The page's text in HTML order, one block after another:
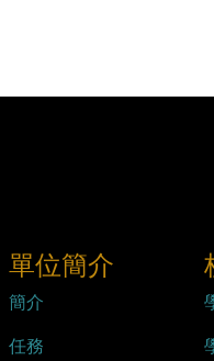
單位簡介
簡介
任務